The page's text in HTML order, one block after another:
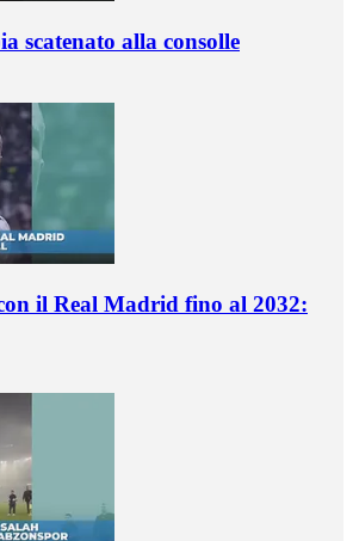
scatenato alla consolle
il Real Madrid fino al 2032: